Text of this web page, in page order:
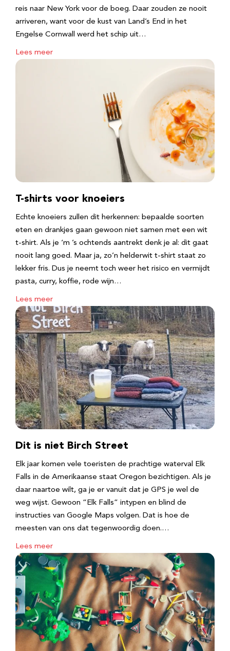
reis naar New York voor de boeg. Daar zouden ze nooit
arriveren, want voor de kust van Land’s End in het
Engelse Cornwall werd het schip uit…
Lees meer
T-shirts voor knoeiers
Echte knoeiers zullen dit herkennen: bepaalde soorten
eten en drankjes gaan gewoon niet samen met een wit
t-shirt. Als je ‘m ’s ochtends aantrekt denk je al: dit gaat
nooit lang goed. Maar ja, zo’n helderwit t-shirt staat zo
lekker fris. Dus je neemt toch weer het risico en vermijdt
pasta, curry, koffie, rode wijn…
Lees meer
Dit is niet Birch Street
Elk jaar komen vele toeristen de prachtige waterval Elk
Falls in de Amerikaanse staat Oregon bezichtigen. Als je
daar naartoe wilt, ga je er vanuit dat je GPS je wel de
weg wijst. Gewoon “Elk Falls” intypen en blind de
instructies van Google Maps volgen. Dat is hoe de
meesten van ons dat tegenwoordig doen.…
Lees meer